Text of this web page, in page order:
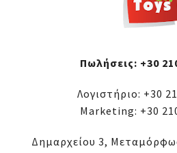
Πωλήσεις: +30
Λογιστήριο: +30
Marketing: +30
Δημαρχείου 3,